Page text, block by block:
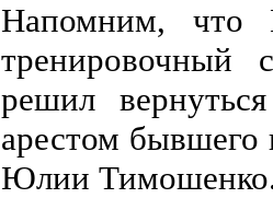
Напомним, что
тренировочный
решил
арестом бывшего
Юлии